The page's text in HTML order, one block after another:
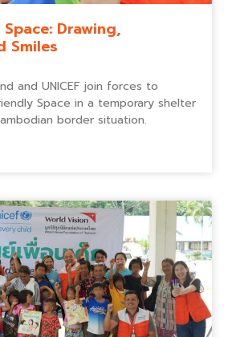
Drawing,
Smiles
and UNICEF join forces to
Space in a temporary shelter
border situation.